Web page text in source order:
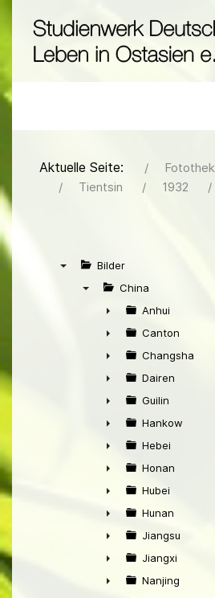
Aktuelle Seite: Fotothek
Tientsin
1932
Bilder
China
►
Anhui
►
Canton
►
Changsha
►
Dairen
►
Guilin
►
Hankow
►
Hebei
►
Honan
►
Hubei
►
Hunan
►
Jiangsu
►
Jiangxi
Nanjing